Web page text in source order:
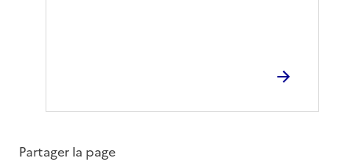
Partager la page